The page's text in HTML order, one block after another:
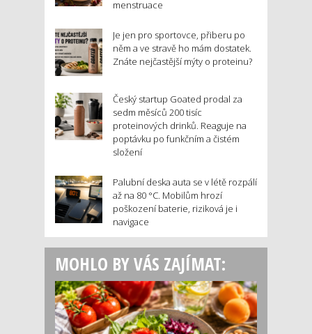
menstruace
Je jen pro sportovce, přiberu po
něm a ve stravě ho mám dostatek.
Znáte nejčastější mýty o proteinu?
Český startup Goated prodal za
sedm měsíců 200 tisíc
proteinových drinků. Reaguje na
poptávku po funkčním a čistém
složení
Palubní deska auta se v létě rozpálí
až na 80 °C. Mobilům hrozí
poškození baterie, riziková je i
navigace
MOHLO BY VÁS ZAJÍMAT: